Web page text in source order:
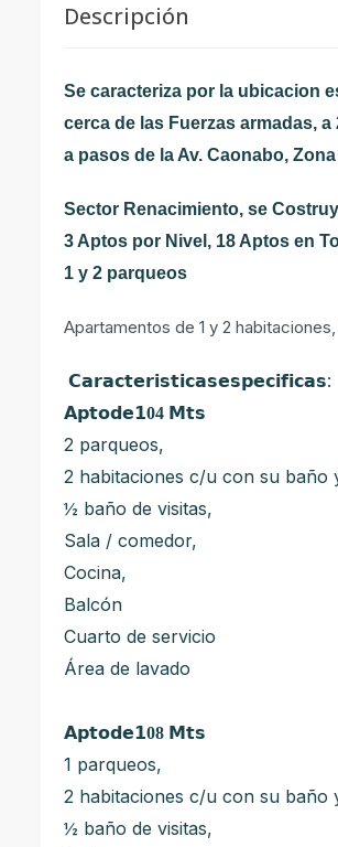
Descripción
Se caracteriza por la ubicacion
cerca de las Fuerzas armadas,
a pasos de la Av. Caonabo,
Sector Renacimiento, se
3 Aptos por Nivel, 18 Aptos en
1 y 2 parqueos
Apartamentos de 1 y 2
𝗖𝗮𝗿𝗮𝗰𝘁𝗲𝗿𝗶𝘀𝘁𝗶𝗰𝗮𝘀𝗲𝘀𝗽𝗲𝗰𝗶𝗳𝗶𝗰𝗮𝘀:
𝗔𝗽𝘁𝗼𝗱𝗲𝟭04 𝗠𝘁𝘀
2 parqueos,
2 habitaciones c/u con su baño
½ baño de visitas,
Sala / comedor,
Cocina,
Balcón
Cuarto de servicio
Área de lavado
𝗔𝗽𝘁𝗼𝗱𝗲𝟭08 𝗠𝘁𝘀
1 parqueos,
2 habitaciones c/u con su baño
½ baño de visitas,